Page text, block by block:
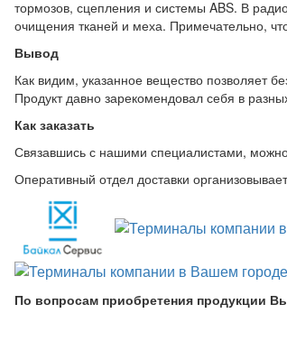
тормозов, сцепления и системы ABS. В
очищения тканей и меха. Примечательно,
Вывод
Как видим, указанное вещество позволяет
Продукт давно зарекомендовал себя в
Как заказать
Связавшись с нашими специалистами,
Оперативный отдел доставки
По вопросам приобретения продукции